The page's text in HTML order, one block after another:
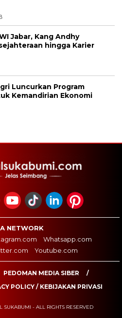
Jabar, Kang Andhy
hingga Karier
Luncurkan Program
Kemandirian Ekonomi
NETWORK
Whatsapp.com
Youtube.com
PEDOMAN MEDIA SIBER
POLICY / KEBIJAKAN PRIVASI
SUKABUMI - ALL RIGHTS RESERVED